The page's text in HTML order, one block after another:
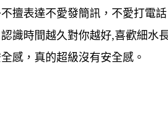
擅表達不愛發簡訊，不愛打電話
識時間越久對你越好,喜歡細水
感，真的超級沒有安全感。